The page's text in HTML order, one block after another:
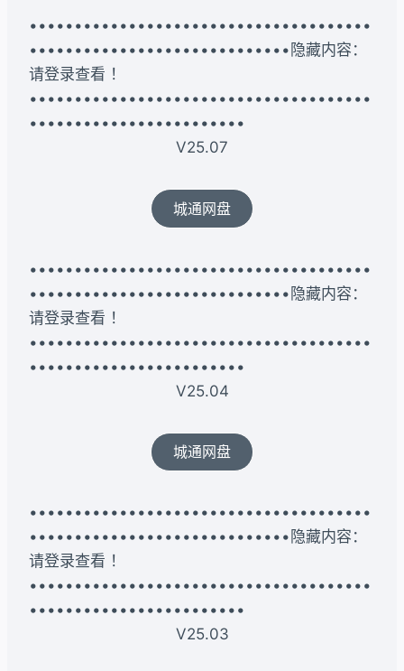
••••••••••••••••••••••••••••••••••••••
•••••••••••••••••••••••••••••隐藏内容：
请登录查看 ！
••••••••••••••••••••••••••••••••••••••
••••••••••••••••••••••••
V25.07
城通网盘
••••••••••••••••••••••••••••••••••••••
•••••••••••••••••••••••••••••隐藏内容：
请登录查看 ！
••••••••••••••••••••••••••••••••••••••
••••••••••••••••••••••••
V25.04
城通网盘
••••••••••••••••••••••••••••••••••••••
•••••••••••••••••••••••••••••隐藏内容：
请登录查看 ！
••••••••••••••••••••••••••••••••••••••
••••••••••••••••••••••••
V25.03